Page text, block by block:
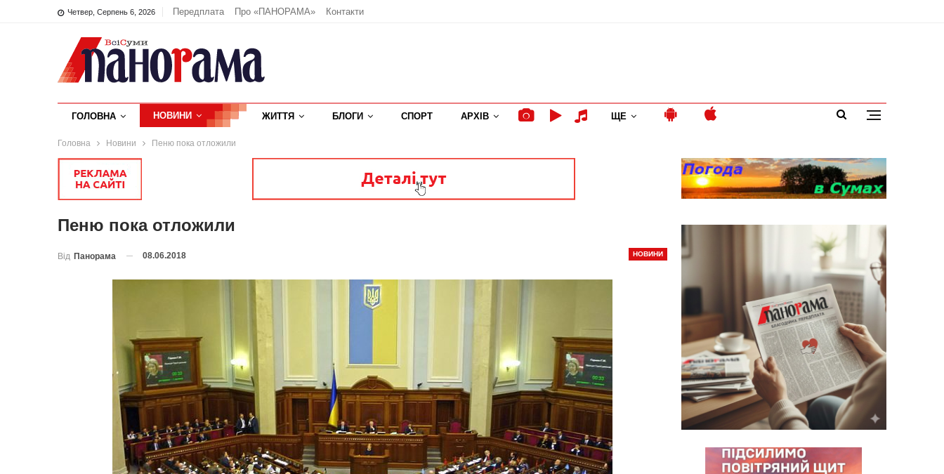
Четвер, Серпень 6, 2026 Передплата Про «ПАНОРАМА» Контакти
ГОЛОВНА НОВИНИ ЖИТТЯ БЛОГИ СПОРТ АРХІВ ЩЕ
Головна Новини Пеню пока отложили
Пеню пока отложили
НОВИНИ
Від Панорама 08.06.2018